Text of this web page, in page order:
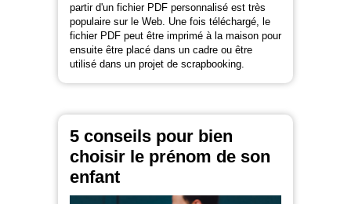
partir d'un fichier PDF personnalisé est très
populaire sur le Web. Une fois téléchargé, le
fichier PDF peut être imprimé à la maison pour
ensuite être placé dans un cadre ou être
utilisé dans un projet de scrapbooking.
5 conseils pour bien
choisir le prénom de son
enfant